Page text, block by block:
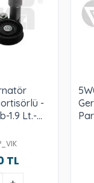
-
1.9 Lt.-
Atj
TL